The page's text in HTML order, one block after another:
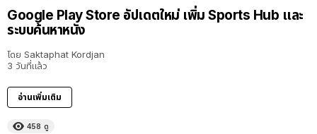
Google Play Store อัปเดตใหม่ เพิ่ม Sports Hub และ
ระบบค้นหาหนัง
โดย Saktaphat Kordjan
3 วันที่แล้ว
อ่านเพิ่มเติม
458 ดู